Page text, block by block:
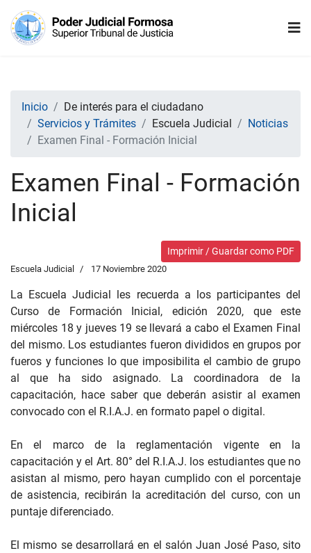
Inicio
De interés para el ciudadano
Servicios y Trámites
Escuela Judicial
Noticias
Examen Final - Formación Inicial
Examen Final - Formación
Inicial
Imprimir / Guardar como PDF
Escuela Judicial 17 Noviembre 2020
La Escuela Judicial les recuerda a los participantes del
Curso de Formación Inicial, edición 2020, que este
miércoles 18 y jueves 19 se llevará a cabo el Examen Final
del mismo. Los estudiantes fueron divididos en grupos por
fueros y funciones lo que imposibilita el cambio de grupo
al que ha sido asignado. La coordinadora de la
capacitación, hace saber que deberán asistir al examen
convocado con el R.I.A.J. en formato papel o digital.
En el marco de la reglamentación vigente en la
capacitación y el Art. 80° del R.I.A.J. los estudiantes que no
asistan al mismo, pero hayan cumplido con el porcentaje
de asistencia, recibirán la acreditación del curso, con un
puntaje diferenciado.
El mismo se desarrollará en el salón Juan José Paso, sito